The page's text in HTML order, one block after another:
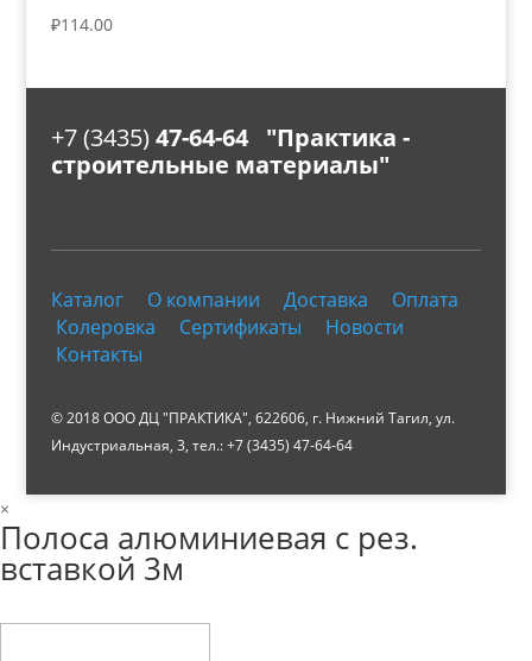
₽114.00
+7 (3435) 47-64-64 "Практика -
строительные материалы"
Каталог О компании Доставка
Оплата
Колеровка
Сертификаты
Новости
Контакты
© 2018 ООО ДЦ "ПРАКТИКА", 622606, г. Нижний Тагил, ул.
Индустриальная, 3, тел.: +7 (3435) 47-64-64
×
Полоса алюминиевая с рез.
вставкой 3м